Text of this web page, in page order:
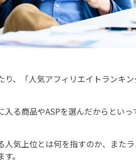
、「人気アフィリエイトランキ
入る商品やASPを選んだからとい
人気上位とは何を指すのか、また
。